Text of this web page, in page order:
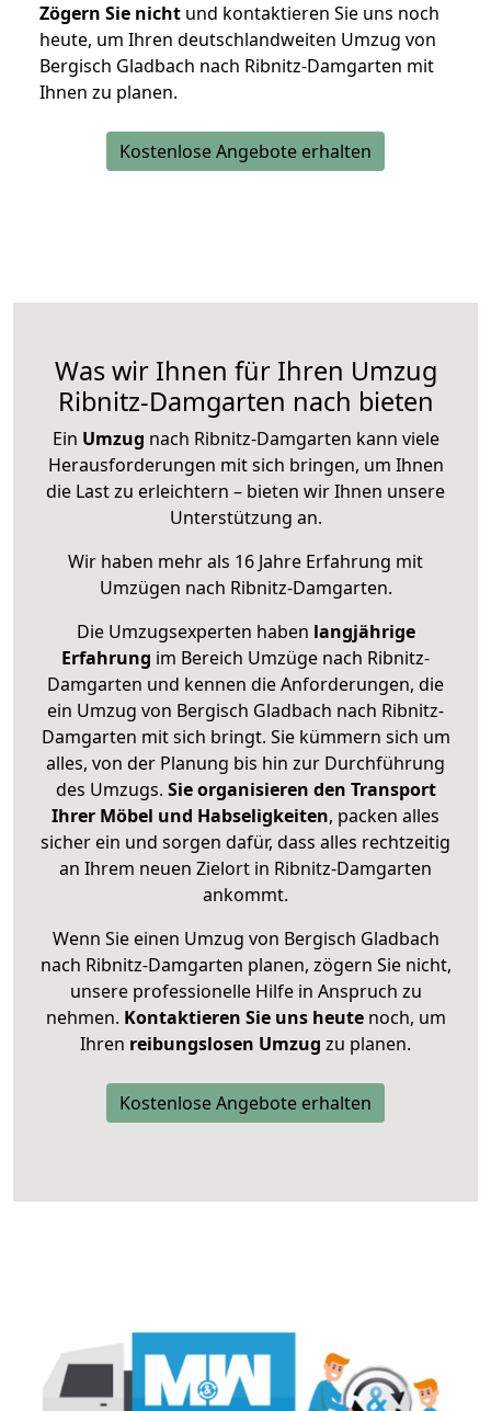
Zögern Sie nicht und kontaktieren Sie uns noch
heute, um Ihren deutschlandweiten Umzug von
Bergisch Gladbach nach Ribnitz-Damgarten mit
Ihnen zu planen.
Kostenlose Angebote erhalten
Was wir Ihnen für Ihren Umzug
Ribnitz-Damgarten nach bieten
Ein Umzug nach Ribnitz-Damgarten kann viele
Herausforderungen mit sich bringen, um Ihnen
die Last zu erleichtern – bieten wir Ihnen unsere
Unterstützung an.
Wir haben mehr als 16 Jahre Erfahrung mit
Umzügen nach Ribnitz-Damgarten.
Die Umzugsexperten haben langjährige
Erfahrung im Bereich Umzüge nach Ribnitz-
Damgarten und kennen die Anforderungen, die
ein Umzug von Bergisch Gladbach nach Ribnitz-
Damgarten mit sich bringt. Sie kümmern sich um
alles, von der Planung bis hin zur Durchführung
des Umzugs. Sie organisieren den Transport
Ihrer Möbel und Habseligkeiten, packen alles
sicher ein und sorgen dafür, dass alles rechtzeitig
an Ihrem neuen Zielort in Ribnitz-Damgarten
ankommt.
Wenn Sie einen Umzug von Bergisch Gladbach
nach Ribnitz-Damgarten planen, zögern Sie nicht,
unsere professionelle Hilfe in Anspruch zu
nehmen. Kontaktieren Sie uns heutenoch, um
Ihren reibungslosen Umzug zu planen.
Kostenlose Angebote erhalten